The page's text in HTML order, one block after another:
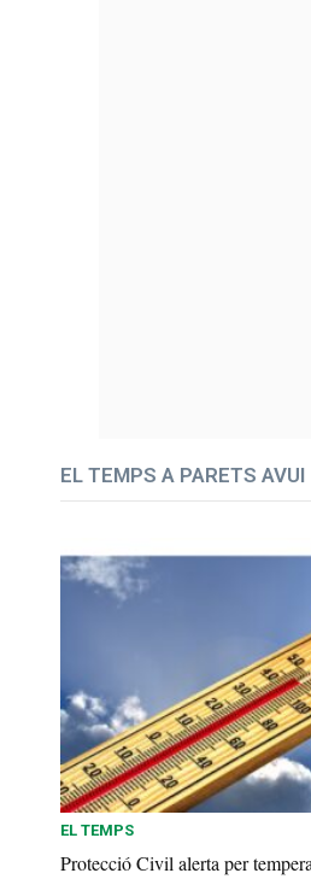
EL TEMPS A PARETS AVUI
EL TEMPS
Protecció Civil alerta per